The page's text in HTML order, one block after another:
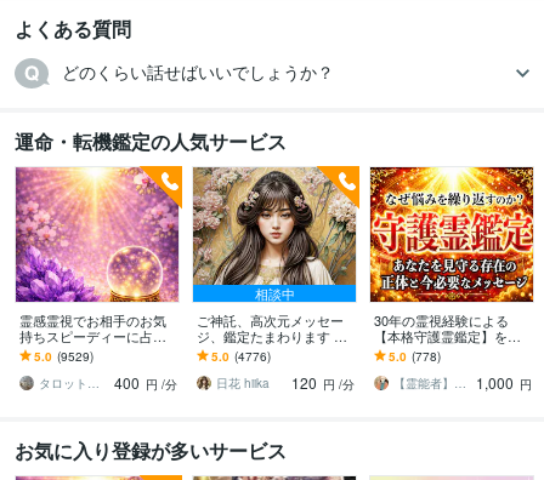
よくある質問
どのくらい話せばいいでしょうか？
運命・転機鑑定の人気サービス
霊感霊視でお相手のお気
持ちスピーディーに占い
ます 魂と深くつながり未
来と真実を霊視で伝え祈
願させて頂きます。
5.0 (9529)
タロット占い胡蝶蘭
400 円 /分
相談中
ご神託、高次元メッセー
ジ、鑑定たまわります 天
命、人生総合みさせてい
ただきます
5.0 (4776)
日花 hiika
120 円 /分
30年の霊視経験による
【本格守護霊鑑定】を行
います あなたの本質、運
命、転機、守護霊からの
メッセージを伝えます
5.0 (778)
【霊能者】天晴
1,000 円
お気に入り登録が多いサービス